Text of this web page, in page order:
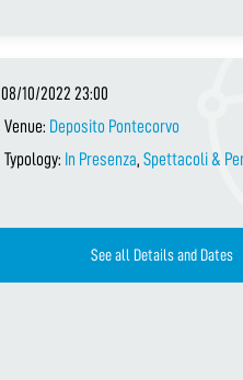
08/10/2022 23:00
Venue: Deposito Pontecorvo
Typology: In Presenza, Spettacoli &
See all Details and Dates